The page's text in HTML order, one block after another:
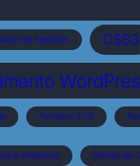
de logótipos CSS3
formatos SVG
empresas Gestão de